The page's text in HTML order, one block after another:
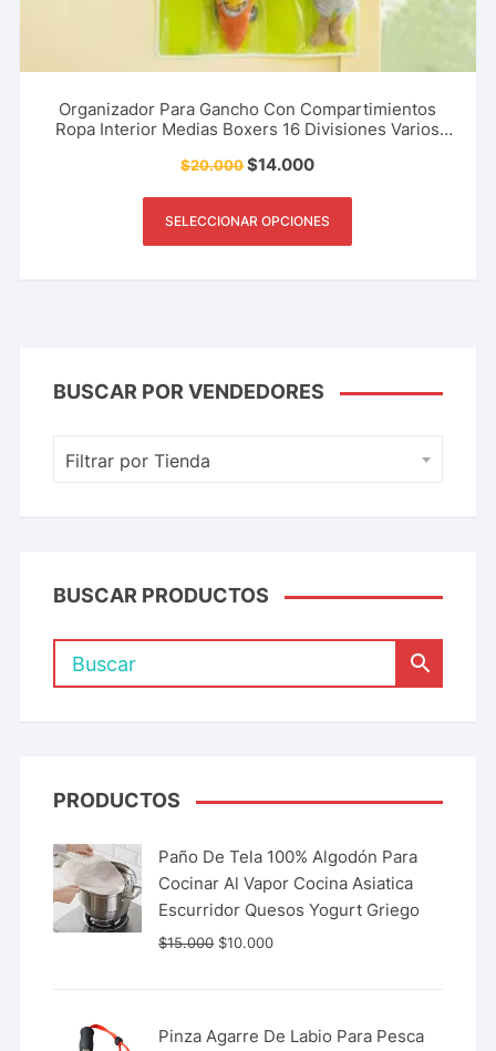
Organizador Para Gancho Con Compartimientos
Ropa Interior Medias Boxers 16 Divisiones Varios
$20.000$14.000
SELECCIONAR OPCIONES
BUSCAR POR VENDEDORES
Filtrar por Tienda
BUSCAR PRODUCTOS
PRODUCTOS
Paño De Tela 100% Algodón Para
Cocinar Al Vapor Cocina Asiatica
Escurridor Quesos Yogurt Griego
$15.000 $10.000
Pinza Agarre De Labio Para Pesca